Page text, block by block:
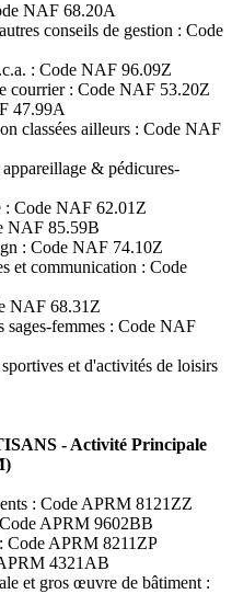
NAF 68.20A
conseils de gestion : Code
: Code NAF 96.09Z
courrier : Code NAF 53.20Z
47.99A
classées ailleurs : Code NAF
& pédicures-
: Code NAF 62.01Z
NAF 85.59B
: Code NAF 74.10Z
et communication : Code
NAF 68.31Z
sages-femmes : Code NAF
et d'activités de loisirs
- Activité Principale
: Code APRM 8121ZZ
APRM 9602BB
Code APRM 8211ZP
4321AB
et gros œuvre de bâtiment :